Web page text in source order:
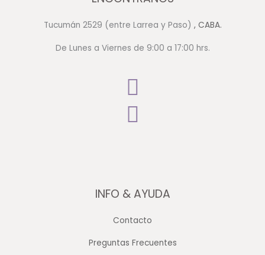
Tucumán 2529 (entre Larrea y Paso) , CABA.
De Lunes a Viernes de 9:00 a 17:00 hrs.
INFO & AYUDA
Contacto
Preguntas Frecuentes